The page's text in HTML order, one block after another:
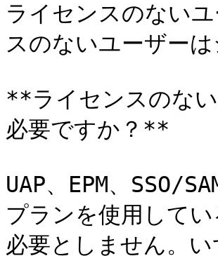
ライセンスのない
スのないユーザー
**ライセンスのな
必要ですか？**
UAP、EPM、SSO/
プランを使用して
必要としません。